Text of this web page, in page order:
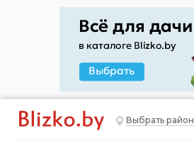
Выбрать район